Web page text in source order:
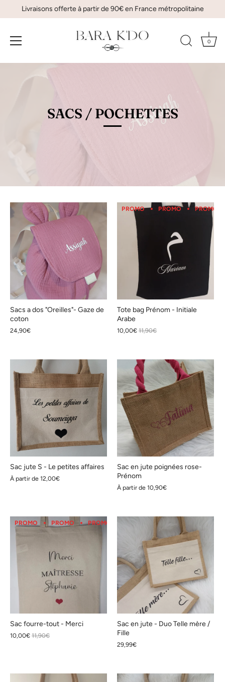
Livraisons offerte à partir de 90€ en France métropolitaine
0
SACS / POCHETTES
Sacs a dos "Oreilles"- Gaze de
coton
24,90€
PROMO PROMO PROMO
Tote bag Prénom - Initiale
Arabe
10,00€ 11,90€
Sac jute S - Le petites affaires
À partir de 12,00€
Sac en jute poignées rose-
Prénom
À partir de 10,90€
PROMO PROMO PROMO PROMO
Sac fourre-tout - Merci
10,00€ 11,90€
Sac en jute - Duo Telle mère /
Fille
29,99€